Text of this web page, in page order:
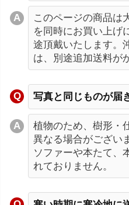
このページの商品は
を同時にお買い上げ
途頂戴いたします。
は、別途追加送料が
写真と同じものが届
植物のため、樹形・
異なる場合がござい
ソファーや本たて、
れておりません。